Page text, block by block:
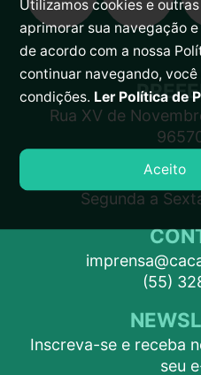
Rua XV de
Segunda a
(55)
Inscreva-se e receba
seu
Utilizamos cookies e
aprimorar sua navegação
de acordo com a nossa
continuar navegando,
condições. Ler Política de
Aceito